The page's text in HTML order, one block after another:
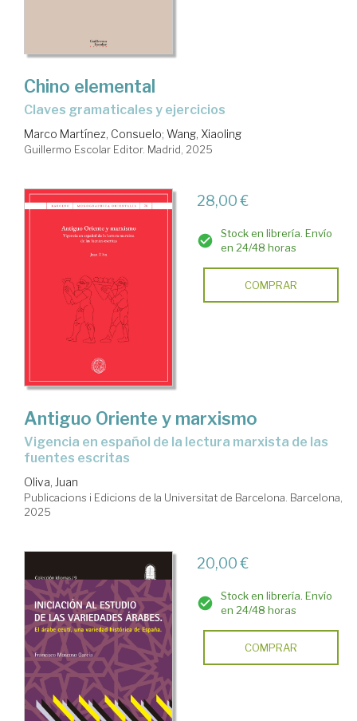
Chino elemental
Claves gramaticales y ejercicios
Marco Martínez, Consuelo; Wang, Xiaoling
Guillermo Escolar Editor. Madrid, 2025
28,00 €
Stock en librería. Envío
en 24/48 horas
COMPRAR
Antiguo Oriente y marxismo
Vigencia en español de la lectura marxista de las
fuentes escritas
Oliva, Juan
Publicacions i Edicions de la Universitat de Barcelona. Barcelona,
2025
20,00 €
Stock en librería. Envío
en 24/48 horas
COMPRAR